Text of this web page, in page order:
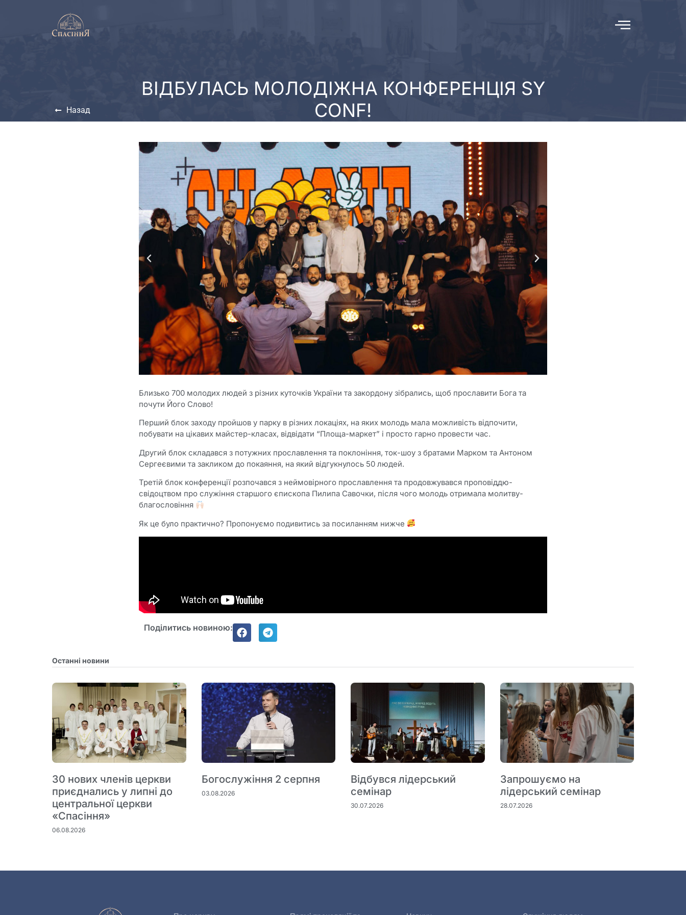
ВІДБУЛАСЬ МОЛОДІЖНА КОНФЕРЕНЦІЯ SY
CONF!
Назад
Близько 700 молодих людей з різних куточків України та закордону зібрались, щоб прославити Бога та
почути Його Слово!
Перший блок заходу пройшов у парку в різних локаціях, на яких молодь мала можливість відпочити,
побувати на цікавих майстер-класах, відвідати “Площа-маркет” і просто гарно провести час.
Другий блок складався з потужних прославлення та поклоніння, ток-шоу з братами Марком та Антоном
Сергеєвими та закликом до покаяння, на який відгукнулось 50 людей.
Третій блок конференції розпочався з неймовірного прославлення та продовжувався проповіддю-
свідоцтвом про служіння старшого єпископа Пилипа Савочки, після чого молодь отримала молитву-
благословіння
Як це було практично? Пропонуємо подивитись за посиланням нижче
Поділитись новиною:
Останні новини
30 нових членів церкви
приєднались у липні до
центральної церкви
«Спасіння»
06.08.2026
Богослужіння 2 серпня
03.08.2026
Відбувся лідерський
семінар
30.07.2026
Запрошуємо на
лідерський семінар
28.07.2026